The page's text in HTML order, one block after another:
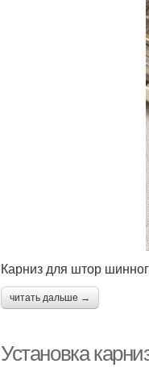
Карниз для штор
читать дальше →
Установка